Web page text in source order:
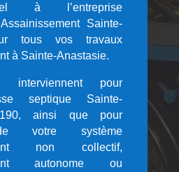
à l’entreprise
Sainte-
tous vos travaux
à Sainte-Anastasie.
interviennent pour
septique Sainte-
ainsi que pour
votre système
non collectif,
autonome ou